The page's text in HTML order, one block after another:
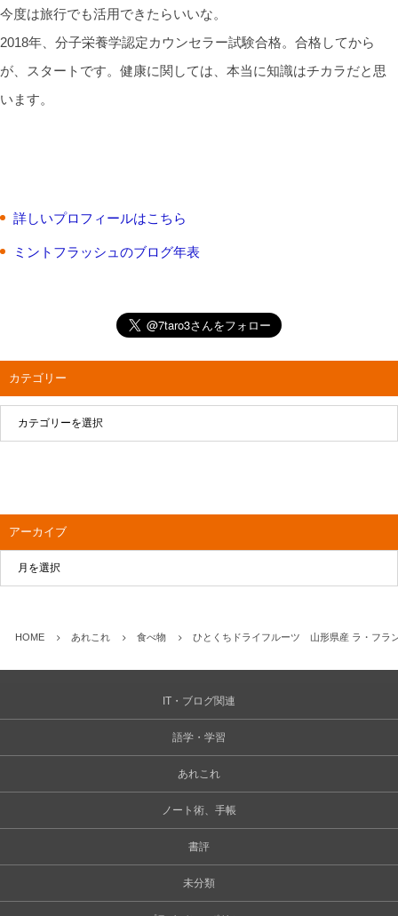
今度は旅行でも活用できたらいいな。
2018年、分子栄養学認定カウンセラー試験合格。合格してから
が、スタートです。健康に関しては、本当に知識はチカラだと思
います。
詳しいプロフィールはこちら
ミントフラッシュのブログ年表
カテゴリー
アーカイブ
HOME あれこれ 食べ物 ひとくちドライフルーツ 山形県産 ラ・フラ
IT・ブログ関連
語学・学習
あれこれ
ノート術、手帳
書評
未分類